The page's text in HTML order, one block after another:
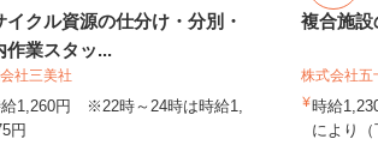
イクル資源の仕分け・分別・
作業スタッ...
社三美社
1,260円 ※22時～24時は時給1,
円
複合施設
株式会社五
時給
により